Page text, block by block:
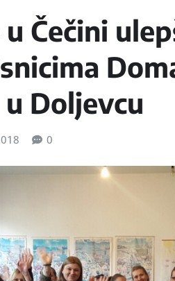
Čečini
Doljevcu
0